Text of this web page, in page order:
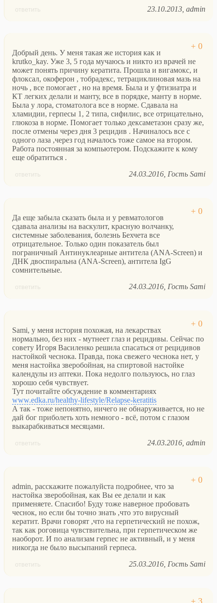
ответить 23.10.2013 admin
Добрый день. У меня такая же история как и
krutko_kay. Уже 3, 5 года мучаюсь и никто из врачей не
может понять причину кератита. Прошла и вигамокс, и
флоксал, окоферон , тобрадекс, тетрациклиновая мазь на
ночь , все помогает , но на время. Была и у фтизиатра и
КТ легких делали и манту, все в порядке, манту в норме.
Была у лора, стоматолога все в норме. Сдавала на
хламидии, герпесы 1, 2 типа, сифилис, все отрицательно,
глюкоза в норме. Помогает только дексаметазон сразу же,
после отмены через дня 3 рецидив . Начиналось все с
одного лаза ,через год началось тоже самое на втором.
Работа постоянная за компьютером. Подскажите к кому
еще обратиться .
ответить 24.03.2016 Гость Sami
Да еще забыла сказать была и у ревматологов
сдавала анализы на васкулит, красную волчанку,
системные заболевания, болезнь Бехчета все
отрицательное. Только один показатель был
пограничный Антинуклеарные антитела (ANA-Screen) и
ДНК двоспиральна (ANA-Screen), антитела IgG
сомнительные.
ответить 24.03.2016 Гость Sami
Sami, у меня история похожая, на лекарствах
нормально, без них - мутнеет глаз и рецидивы. Сейчас по
совету Игоря Василенко решила спасаться от рецидивов
настойкой чеснока. Правда, пока свежего чеснока нет, у
меня настойка зверобойная, на спиртовой настойке
календулы из аптеки. Пока недолго пользуюсь, но глаз
хорошо себя чувствует.
Тут почитайте обсуждение в комментариях
www.edka.ru/healthy-lifestyle/Relapse-keratitis
А так - тоже непонятно, ничего не обнаруживается, но не
дай бог приболеть хоть немного - всё, потом с глазом
выкарабкиваться месяцами.
ответить 24.03.2016 admin
admin, расскажите пожалуйста подробнее, что за
настойка зверобойная, как Вы ее делали и как
применяете. Спасибо! Буду тоже наверное пробовать
чеснок, но если бы точно знать ,что это вирусный
кератит. Врачи говорят ,что на герпетический не похож,
так как роговица чувствительна, при герпетическом же
наоборот. И по анализам герпес не активный, и у меня
никогда не было высыпаний герпеса.
ответить 25.03.2016 Гость Sami